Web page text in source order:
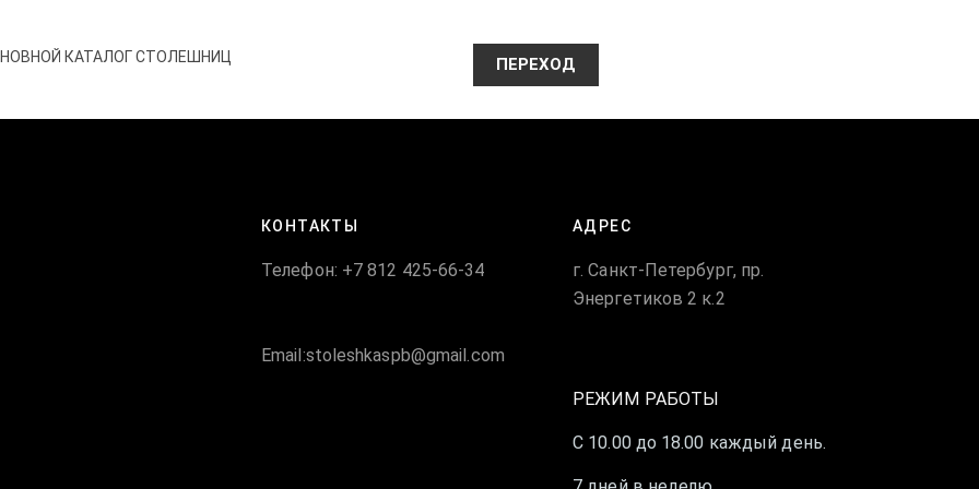
КАТАЛОГ СТОЛЕШНИЦ ПЕРЕХОД
КОНТАКТЫ
Телефон: +7 812 425-66-34
Email:stoleshkaspb@gmail.com
АДРЕС
г. Санкт-Петербург, пр.
Энергетиков 2 к.2
РЕЖИМ РАБОТЫ
С 10.00 до 18.00 каждый день.